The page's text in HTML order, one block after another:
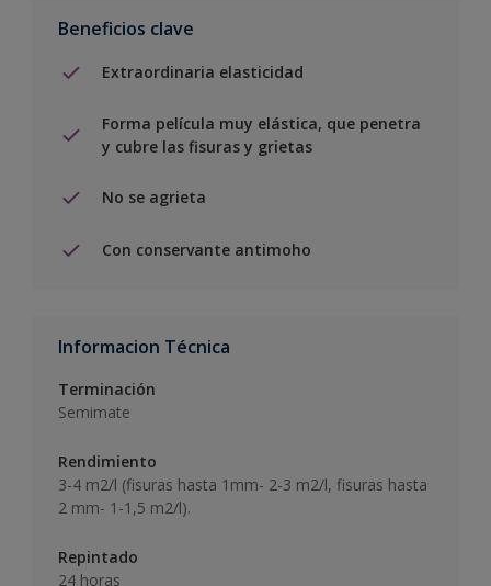
Beneficios clave
Extraordinaria elasticidad
Forma película muy elástica, que penetra
y cubre las fisuras y grietas
No se agrieta
Con conservante antimoho
Informacion Técnica
Terminación
Semimate
Rendimiento
3-4 m2/l (fisuras hasta 1mm- 2-3 m2/l, fisuras hasta
2 mm- 1-1,5 m2/l).
Repintado
24 horas